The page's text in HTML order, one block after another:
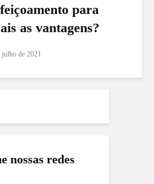
para
as vantagens?
julho de 2021
nossas redes